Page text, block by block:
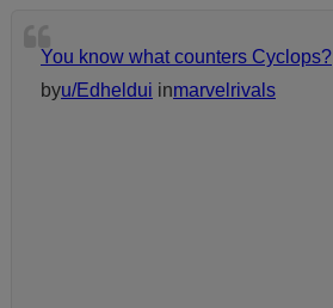
You know what counters Cyclops?
byu/Edheldui inmarvelrivals